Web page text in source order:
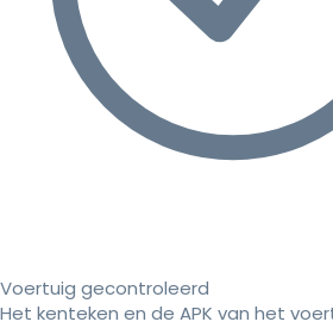
Voertuig gecontroleerd
Het kenteken en de APK van het